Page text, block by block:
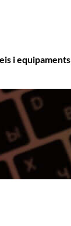
i equipaments